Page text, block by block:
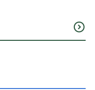
expand_circle_down